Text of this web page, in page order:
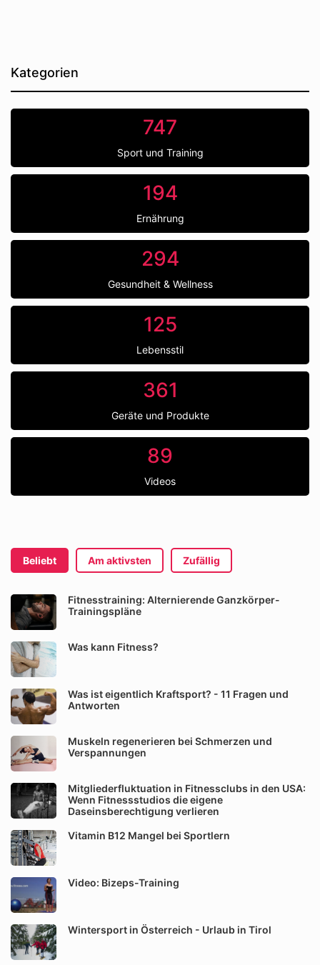
Kategorien
747
Sport und Training
194
Ernährung
294
Gesundheit & Wellness
125
Lebensstil
361
Geräte und Produkte
89
Videos
Beliebt Am aktivsten Zufällig
Fitnesstraining: Alternierende Ganzkörper-
Trainingspläne
Was kann Fitness?
Was ist eigentlich Kraftsport? - 11 Fragen und
Antworten
Muskeln regenerieren bei Schmerzen und
Verspannungen
Mitgliederfluktuation in Fitnessclubs in den USA:
Wenn Fitnessstudios die eigene
Daseinsberechtigung verlieren
Vitamin B12 Mangel bei Sportlern
Video: Bizeps-Training
Wintersport in Österreich - Urlaub in Tirol